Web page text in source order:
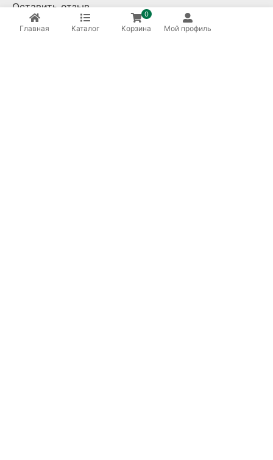
Оставить отзыв
Контакты
Главная Каталог Корзина
0
Мой профиль